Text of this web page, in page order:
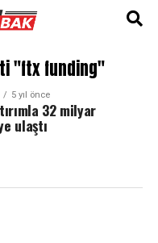
"ftx funding"
5 yıl önce
32 milyar
ulaştı